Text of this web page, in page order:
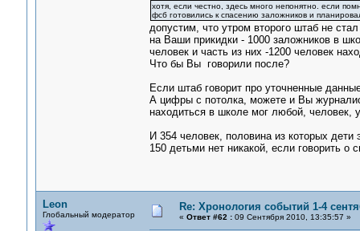
хотя, если честно, здесь много непонятно. если
фсб готовились к спасению заложников и
допустим, что утром второго штаб не
на Ваши прикидки - 1000 заложников в
человек и часть из них -1200 человек
Что бы Вы говорили после?
Если штаб говорит про уточненные
А цифры с потолка, можете и Вы
находиться в школе мог любой, человек,
И 354 человек, половина из которых
150 детьми нет никакой, если говорить о
Leon
Глобальный модератор
Re: Хронология событий 1-4
« Ответ #62 :09 Сентября 2010, 13:35:57 »